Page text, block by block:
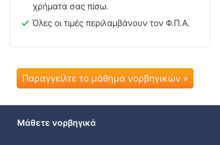
χρήματα σας πίσω.
Όλες οι τιμές περιλαμβάνουν τον Φ.Π.Α.
Παραγγείλτε το μάθημα νορβηγικών »
Μάθετε νορβηγικά